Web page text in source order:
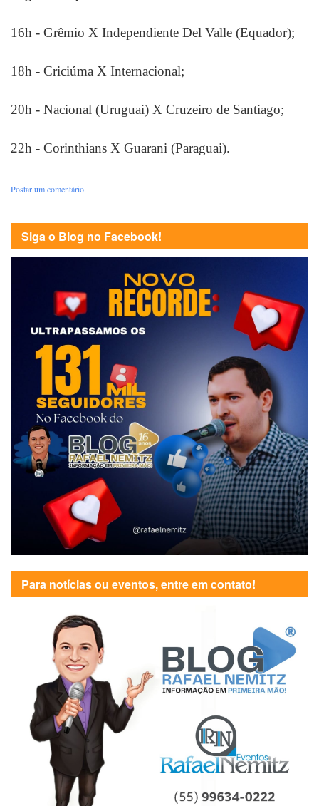
16h - Grêmio X Independiente Del Valle (Equador);
18h - Criciúma X Internacional;
20h - Nacional (Uruguai) X Cruzeiro de Santiago;
22h - Corinthians X Guarani (Paraguai).
Postar um comentário
Siga o Blog no Facebook!
Para notícias ou eventos, entre em contato!